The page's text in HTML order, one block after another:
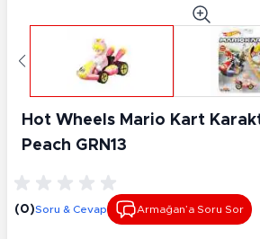
Hot Wheels Mario Kart
Peach GRN13
(0)Soru & Cevap Armağan’a Soru Sor